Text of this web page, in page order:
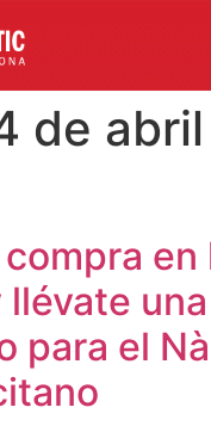
de
en
llévate
para el